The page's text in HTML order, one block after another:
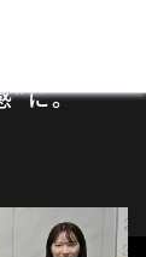
インに対
”に。